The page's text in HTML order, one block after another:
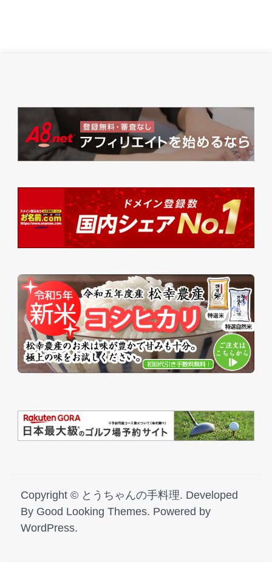
Copyright © とうちゃんの手料理. Developed
By Good Looking Themes. Powered by
WordPress.